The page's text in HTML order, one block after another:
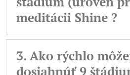
nezabehnete po pár behoch
intenzívnom behaní. Tento
moderných ľuďí žijúcich
systém kontraproduktívny.
môžu ukľudniť, oddýchnite
meditácii Shine ?
Ak dosiahnete tento stav,
túto otázku, bude Vám
ďalej. Meditácia bude pre Vás
3. Ako rýchlo
dosiahnúť 9